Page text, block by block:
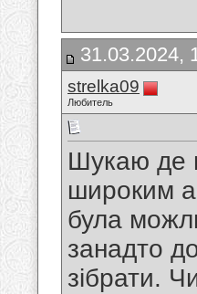
31.03.2024,
strelka09
Любитель
Шукаю де
широким
була
занадто
зібрати.